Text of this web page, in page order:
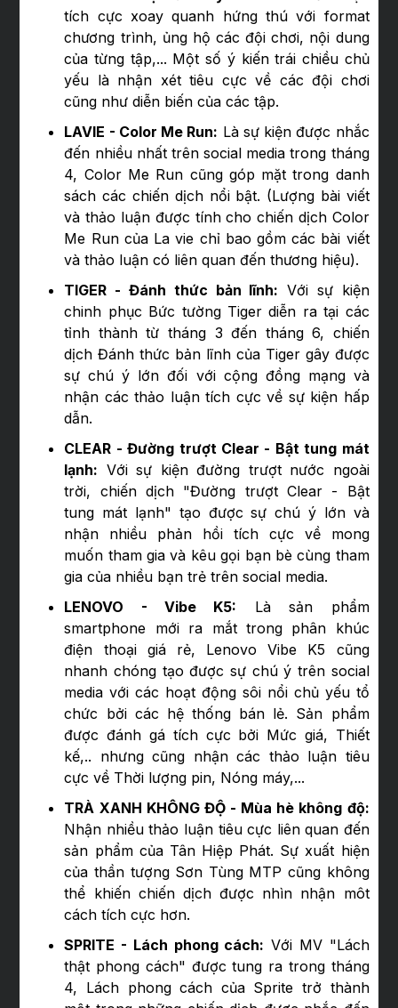
tích cực xoay quanh hứng thú với format
chương trình, ủng hộ các đội chơi, nội dung
của từng tập,... Một số ý kiến trái chiều chủ
yếu là nhận xét tiêu cực về các đội chơi
cũng như diễn biến của các tập.
LAVIE - Color Me Run: Là sự kiện được nhắc
đến nhiều nhất trên social media trong tháng
4, Color Me Run cũng góp mặt trong danh
sách các chiến dịch nổi bật. (Lượng bài viết
và thảo luận được tính cho chiến dịch Color
Me Run của La vie chỉ bao gồm các bài viết
và thảo luận có liên quan đến thương hiệu).
TIGER - Đánh thức bản lĩnh: Với sự kiện
chinh phục Bức tường Tiger diễn ra tại các
tỉnh thành từ tháng 3 đến tháng 6, chiến
dịch Đánh thức bản lĩnh của Tiger gây được
sự chú ý lớn đối với cộng đồng mạng và
nhận các thảo luận tích cực về sự kiện hấp
dẫn.
CLEAR - Đường trượt Clear - Bật tung mát
lạnh: Với sự kiện đường trượt nước ngoài
trời, chiến dịch "Đường trượt Clear - Bật
tung mát lạnh" tạo được sự chú ý lớn và
nhận nhiều phản hồi tích cực về mong
muốn tham gia và kêu gọi bạn bè cùng tham
gia của nhiều bạn trẻ trên social media.
LENOVO - Vibe K5: Là sản phẩm
smartphone mới ra mắt trong phân khúc
điện thoại giá rẻ, Lenovo Vibe K5 cũng
nhanh chóng tạo được sự chú ý trên social
media với các hoạt động sôi nổi chủ yếu tổ
chức bởi các hệ thống bán lẻ. Sản phẩm
được đánh gá tích cực bởi Mức giá, Thiết
kế,.. nhưng cũng nhận các thảo luận tiêu
cực về Thời lượng pin, Nóng máy,...
TRÀ XANH KHÔNG ĐỘ - Mùa hè không độ:
Nhận nhiều thảo luận tiêu cực liên quan đến
sản phẩm của Tân Hiệp Phát. Sự xuất hiện
của thần tượng Sơn Tùng MTP cũng không
thể khiến chiến dịch được nhìn nhận môt
cách tích cực hơn.
SPRITE - Lách phong cách: Với MV "Lách
thật phong cách" được tung ra trong tháng
4, Lách phong cách của Sprite trở thành